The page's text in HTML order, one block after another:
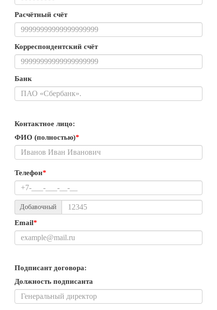
Расчётный счёт
Корреспондентский счёт
Банк
Контактное лицо:
ФИО (полностью)*
Телефон*
Добавочный
Email*
Подписант договора:
Должность подписанта